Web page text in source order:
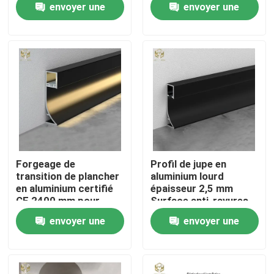
Contrôle de la qualité
Contact
nouvelles
Tous les cas
Demande de soumission
profils en aluminium pour des fenêtres et des portes
envoyer une envoyer une
Forgeage de
transition de plancher
en aluminium certifié
CE 2400 mm pour
rénovation de bureaux
envoyer une
Profil de jupe en
aluminium lourd
épaisseur 2,5 mm
Surface anti-rayures
envoyer une